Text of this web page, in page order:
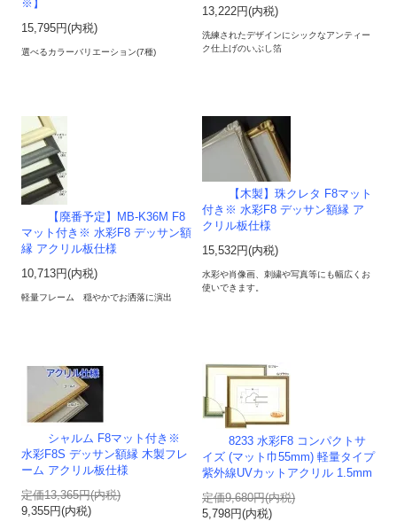
※】
15,795円(内税)
選べるカラーバリエーション(7種)
13,222円(内税)
洗練されたデザインにシックなアンティー
ク仕上げのいぶし箔
【廃番予定】MB-K36M F8
マット付き※ 水彩F8 デッサン額
縁 アクリル板仕様
10,713円(内税)
軽量フレーム 穏やかでお洒落に演出
【木製】珠クレタ F8マット
付き※ 水彩F8 デッサン額縁 ア
クリル板仕様
15,532円(内税)
水彩や肖像画、刺繍や写真等にも幅広くお
使いできます。
シャルム F8マット付き※
水彩F8S デッサン額縁 木製フレ
ーム アクリル板仕様
定価13,365円(内税)
9,355円(内税)
8233 水彩F8 コンパクトサ
イズ (マット巾55mm) 軽量タイプ
紫外線UVカットアクリル 1.5mm
定価9,680円(内税)
5,798円(内税)